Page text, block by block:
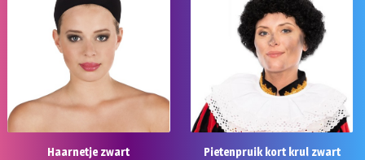
Haarnetje zwart Pietenpruik kort krul zwart